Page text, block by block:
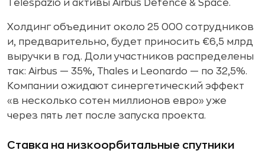
Telespazio и активы Airbus Defence & Space.
Холдинг объединит около 25 000 сотрудников
и, предварительно, будет приносить €6,5 млрд
выручки в год. Доли участников распределены
так: Airbus — 35%, Thales и Leonardo — по 32,5%.
Компании ожидают синергетический эффект
«в несколько сотен миллионов евро» уже
через пять лет после запуска проекта.
Ставка на низкоорбитальные спутники